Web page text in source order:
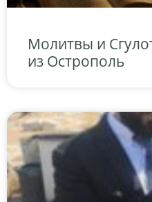
Молитвы и
из Острополь